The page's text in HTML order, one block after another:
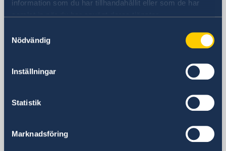
information som du har tillhandahållit eller som de har
samlat in när du har använt deras tjänster.
Nödvändig
Inställningar
Statistik
Marknadsföring
28010 Madrid
+34 91 702 2000
Embajada
Información general & asuntos consulares